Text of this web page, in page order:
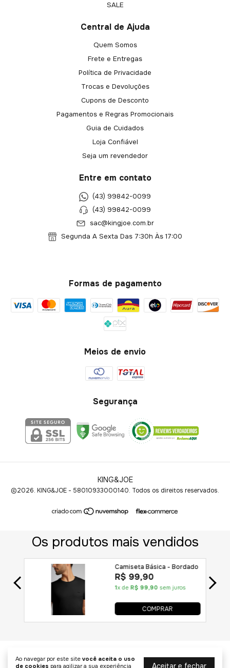
Ao navegar por este site você aceita o uso
de cookies para agilizar a sua experiência Aceitar e fechar
SALE
Central de Ajuda
Quem Somos
Frete e Entregas
Política de Privacidade
Trocas e Devoluções
Cupons de Desconto
Pagamentos e Regras Promocionais
Guia de Cuidados
Loja Confiável
Seja um revendedor
Entre em contato
(43) 99842-0099
(43) 99842-0099
sac@kingjoe.com.br
Segunda A Sexta Das 7:30h Às 17:00
Formas de pagamento
Meios de envio
Segurança
KING&JOE
©2026. KING&JOE - 58010933000140. Todos os direitos reservados.